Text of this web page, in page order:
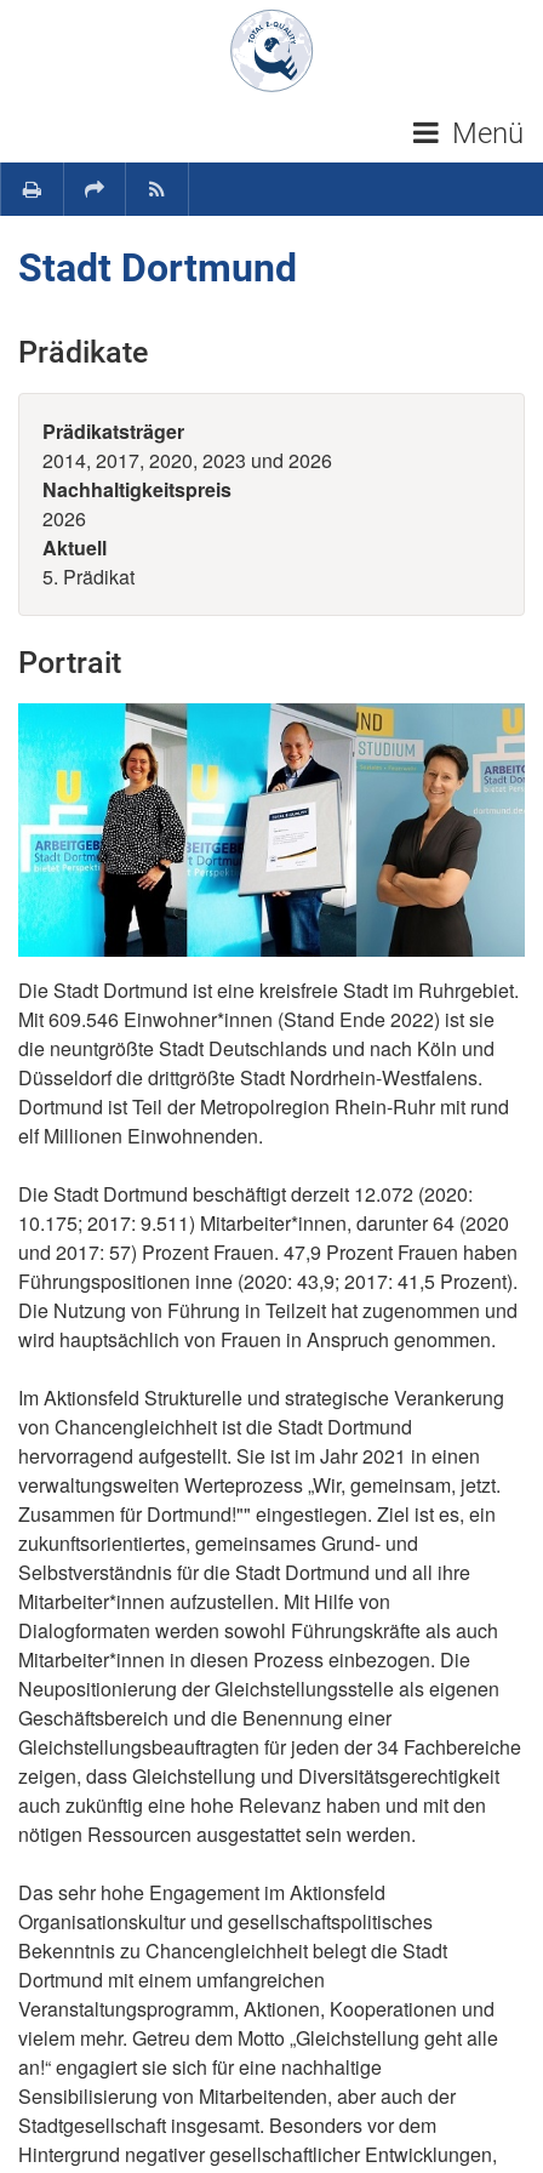
Navigation überspringen
Menü
Stadt Dortmund
Prädikate
Prädikatsträger
2014, 2017, 2020, 2023 und 2026
Nachhaltigkeitspreis
2026
Aktuell
5. Prädikat
Portrait
Die Stadt Dortmund ist eine kreisfreie Stadt im Ruhrgebiet.
Mit 609.546 Einwohner*innen (Stand Ende 2022) ist sie
die neuntgrößte Stadt Deutschlands und nach Köln und
Düsseldorf die drittgrößte Stadt Nordrhein-Westfalens.
Dortmund ist Teil der Metropolregion Rhein-Ruhr mit rund
elf Millionen Einwohnenden.
Die Stadt Dortmund beschäftigt derzeit 12.072 (2020:
10.175; 2017: 9.511) Mitarbeiter*innen, darunter 64 (2020
und 2017: 57) Prozent Frauen. 47,9 Prozent Frauen haben
Führungspositionen inne (2020: 43,9; 2017: 41,5 Prozent).
Die Nutzung von Führung in Teilzeit hat zugenommen und
wird hauptsächlich von Frauen in Anspruch genommen.
Im Aktionsfeld Strukturelle und strategische Verankerung
von Chancengleichheit ist die Stadt Dortmund
hervorragend aufgestellt. Sie ist im Jahr 2021 in einen
verwaltungsweiten Werteprozess „Wir, gemeinsam, jetzt.
Zusammen für Dortmund!"" eingestiegen. Ziel ist es, ein
zukunftsorientiertes, gemeinsames Grund- und
Selbstverständnis für die Stadt Dortmund und all ihre
Mitarbeiter*innen aufzustellen. Mit Hilfe von
Dialogformaten werden sowohl Führungskräfte als auch
Mitarbeiter*innen in diesen Prozess einbezogen. Die
Neupositionierung der Gleichstellungsstelle als eigenen
Geschäftsbereich und die Benennung einer
Gleichstellungsbeauftragten für jeden der 34 Fachbereiche
zeigen, dass Gleichstellung und Diversitätsgerechtigkeit
auch zukünftig eine hohe Relevanz haben und mit den
nötigen Ressourcen ausgestattet sein werden.
Das sehr hohe Engagement im Aktionsfeld
Organisationskultur und gesellschaftspolitisches
Bekenntnis zu Chancengleichheit belegt die Stadt
Dortmund mit einem umfangreichen
Veranstaltungsprogramm, Aktionen, Kooperationen und
vielem mehr. Getreu dem Motto „Gleichstellung geht alle
an!“ engagiert sie sich für eine nachhaltige
Sensibilisierung von Mitarbeitenden, aber auch der
Stadtgesellschaft insgesamt. Besonders vor dem
Hintergrund negativer gesellschaftlicher Entwicklungen,